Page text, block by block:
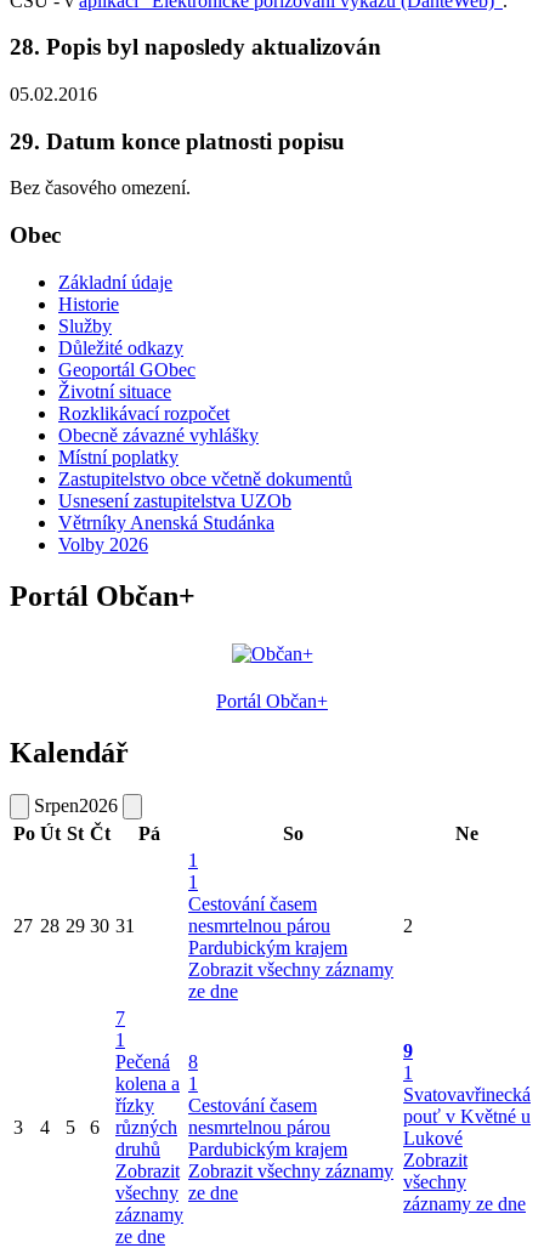
28. Popis byl naposledy aktualizován
05.02.2016
29. Datum konce platnosti popisu
Bez časového omezení.
Obec
Základní údaje
Historie
Služby
Důležité odkazy
Geoportál GObec
Životní situace
Rozklikávací rozpočet
Obecně závazné vyhlášky
Místní poplatky
Zastupitelstvo obce včetně dokumentů
Usnesení zastupitelstva UZOb
Větrníky Anenská Studánka
Volby 2026
Portál Občan+
Portál Občan+
Kalendář
Srpen2026
Po Út St Čt Pá So Ne
27 28 29 30 31
1
1
Cestování časem
nesmrtelnou párou
Pardubickým krajem
Zobrazit všechny záznamy
ze dne
2
3 4 5 6
7
1
Pečená
kolena a
řízky
různých
druhů
Zobrazit
všechny
záznamy
ze dne
8
1
Cestování časem
nesmrtelnou párou
Pardubickým krajem
Zobrazit všechny záznamy
ze dne
9
1
Svatovavřinecká
pouť v Květné u
Lukové
Zobrazit
všechny
záznamy ze dne